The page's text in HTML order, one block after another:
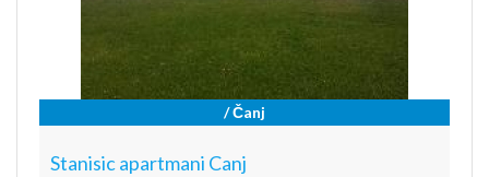
/ Čanj
Stanisic apartmani Canj